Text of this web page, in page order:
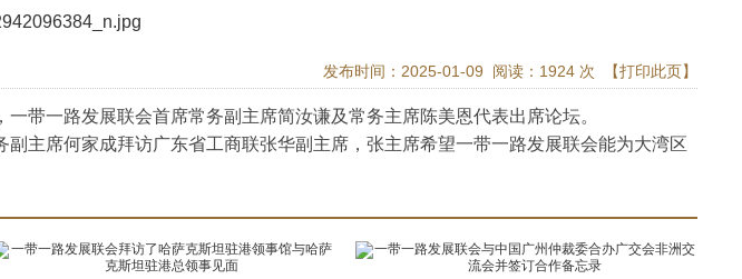
发布时间：2025-01-09 阅读：1924 次 【打印此页】
带一路发展联会首席常务副主席简汝谦及常务主席陈美恩代表出席论坛。
主席何家成拜访广东省工商联张华副主席，张主席希望一带一路发展联会能为大湾区